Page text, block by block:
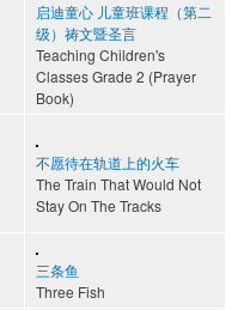
启迪童心 儿童班课程（第二
级）祷文暨圣言
Teaching Children's
Classes Grade 2 (Prayer
Book)
不愿待在轨道上的火车
The Train That Would Not
Stay On The Tracks
三条鱼
Three Fish